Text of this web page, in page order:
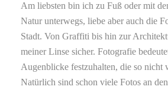
Am liebsten bin ich zu Fuß oder mit
Natur unterwegs, liebe aber auch die
Stadt. Von Graffiti bis hin zur
meiner Linse sicher. Fotografie
Augenblicke festzuhalten, die so nicht
Natürlich sind schon viele Fotos an